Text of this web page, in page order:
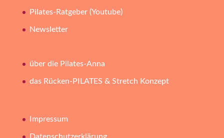
Pilates-Ratgeber (Youtube)
Newsletter
über die Pilates-Anna
das Rücken-PILATES & Stretch Konzept
Impressum